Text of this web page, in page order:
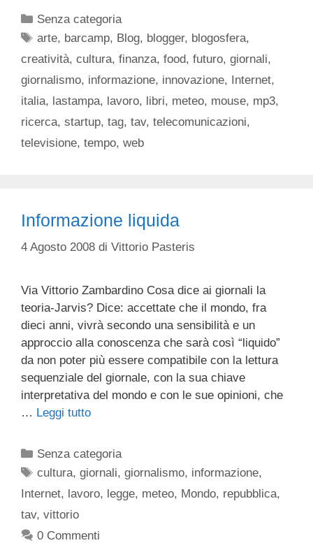
Categorie
Senza categoria
Tag
arte, barcamp, Blog, blogger, blogosfera,
creatività, cultura, finanza, food, futuro, giornali,
giornalismo, informazione, innovazione, Internet,
italia, lastampa, lavoro, libri, meteo, mouse, mp3,
ricerca, startup, tag, tav, telecomunicazioni,
televisione, tempo, web
Informazione liquida
4 Agosto 2008 di Vittorio Pasteris
Via Vittorio Zambardino Cosa dice ai giornali la
teoria-Jarvis? Dice: accettate che il mondo, fra
dieci anni, vivrà secondo una sensibilità e un
approccio alla conoscenza che sarà così “liquido”
da non poter più essere compatibile con la lettura
sequenziale del giornale, con la sua chiave
interpretativa del mondo e con le sue opinioni, che
… Leggi tutto
Categorie
Senza categoria
Tag
cultura,giornali,giornalismo, informazione,
Internet, lavoro, legge, meteo, Mondo, repubblica,
tav, vittorio
0 Commenti